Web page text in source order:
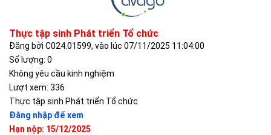
Thực tập sinh Phát triển Tổ chức
Đăng bởi C024.01599, vào lúc 07/11/2025 11:04:00
Số lượng: 0
Không yêu cầu kinh nghiệm
Lượt xem: 336
Thực tập sinh Phát triển Tổ chức
Đăng nhập để xem
Hạn nộp: 15/12/2025